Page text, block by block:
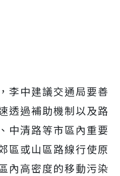
李中建議交通局要善
透過補助機制以及路
中清路等市區內重要
區或山區路線行使原
內高密度的移動污染